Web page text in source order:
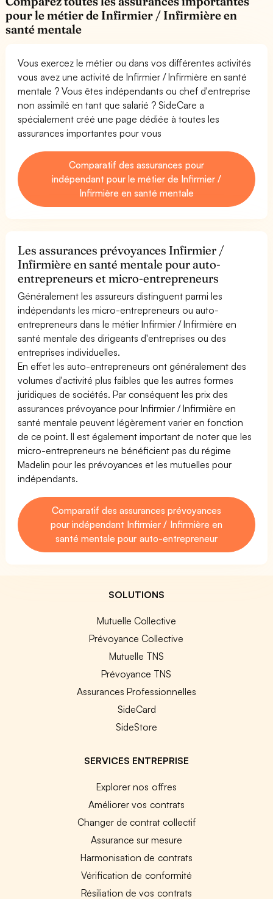
pour le métier de Infirmier / Infirmière en
santé mentale
Vous exercez le métier ou dans vos différentes activités
vous avez une activité de Infirmier / Infirmière en santé
mentale ? Vous êtes indépendants ou chef d'entreprise
non assimilé en tant que salarié ? SideCare a
spécialement créé une page dédiée à toutes les
assurances importantes pour vous
Comparatif des assurances pour
indépendant pour le métier de Infirmier /
Infirmière en santé mentale
Les assurances prévoyances Infirmier /
Infirmière en santé mentale pour auto-
entrepreneurs et micro-entrepreneurs
Généralement les assureurs distinguent parmi les
indépendants les micro-entrepreneurs ou auto-
entrepreneurs dans le métier Infirmier / Infirmière en
santé mentale des dirigeants d'entreprises ou des
entreprises individuelles.
En effet les auto-entrepreneurs ont généralement des
volumes d'activité plus faibles que les autres formes
juridiques de sociétés. Par conséquent les prix des
assurances prévoyance pour Infirmier / Infirmière en
santé mentale peuvent légèrement varier en fonction
de ce point. Il est également important de noter que les
micro-entrepreneurs ne bénéficient pas du régime
Madelin pour les prévoyances et les mutuelles pour
indépendants.
Comparatif des assurances prévoyances
pour indépendant Infirmier / Infirmière en
santé mentale pour auto-entrepreneur
SOLUTIONS
Mutuelle Collective
Prévoyance Collective
Mutuelle TNS
Prévoyance TNS
Assurances Professionnelles
SideCard
SideStore
SERVICES ENTREPRISE
Explorer nos offres
Améliorer vos contrats
Changer de contrat collectif
Assurance sur mesure
Harmonisation de contrats
Vérification de conformité
Résiliation de vos contrats